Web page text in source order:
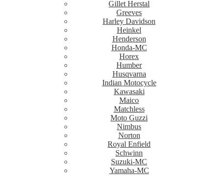
Gillet Herstal
Greeves
Harley Davidson
Heinkel
Henderson
Honda-MC
Horex
Humber
Husqvarna
Indian Motocycle
Kawasaki
Maico
Matchless
Moto Guzzi
Nimbus
Norton
Royal Enfield
Schwinn
Suzuki-MC
Yamaha-MC